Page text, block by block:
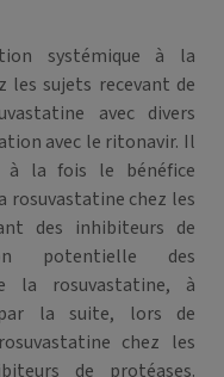
systémique à la
les sujets recevant de
avec divers
avec le ritonavir. Il
à la fois le bénéfice
chez les
des inhibiteurs de
potentielle des
la rosuvastatine, à
la suite, lors de
chez les
de protéases.